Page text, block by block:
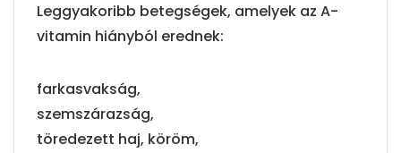
Leggyakoribb betegségek, amelyek az A-
vitamin hiányból erednek:
farkasvakság,
szemszárazság,
töredezett haj, köröm,